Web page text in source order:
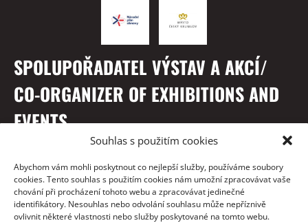
Souhlas s použitím cookies
Abychom vám mohli poskytnout co nejlepší služby, používáme soubory
cookies. Tento souhlas s použitím cookies nám umožní zpracovávat vaše
chování při procházení tohoto webu a zpracovávat jedinečné
identifikátory. Nesouhlas nebo odvolání souhlasu může nepříznivě
ovlivnit některé vlastnosti nebo služby poskytované na tomto webu.
SPOLUPOŘADATEL VÝSTAV A AKCÍ/
CO-ORGANIZER OF EXHIBITIONS AND
EVENTS